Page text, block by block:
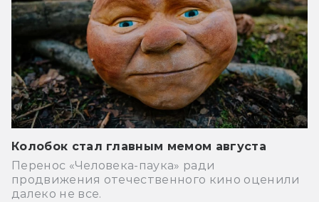
Колобок стал главным мемом августа
Перенос «Человека-паука» ради
продвижения отечественного кино оценили
далеко не все.